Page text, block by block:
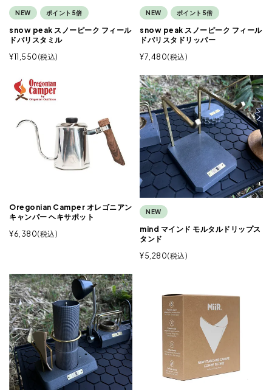
NEW ポイント5倍
snow peak スノーピーク フィール
ドバリスタミル
¥11,550 税込
NEW ポイント5倍
snow peak スノーピーク フィール
ドバリスタドリッパー
¥7,480 税込
Oregonian Camper オレゴニアン
キャンパー ヘキサポット
¥6,380 税込
NEW
mind マインド モルタルドリップス
タンド
¥5,280 税込